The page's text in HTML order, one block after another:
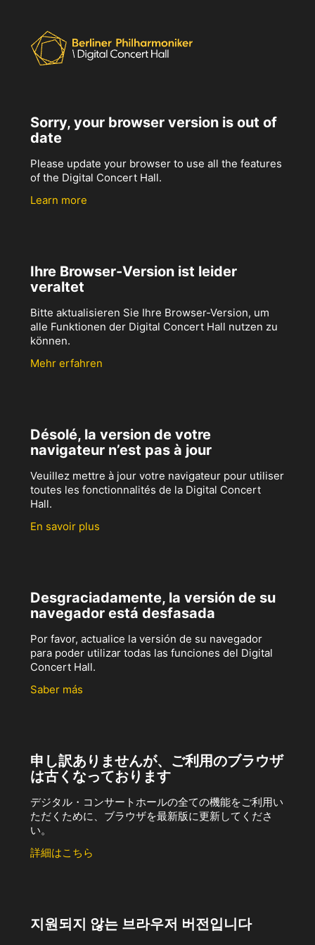
Sorry, your browser version is out of
date
Please update your browser to use all the features
of the Digital Concert Hall.
Learn more
Ihre Browser-Version ist leider
veraltet
Bitte aktualisieren Sie Ihre Browser-Version, um
alle Funktionen der Digital Concert Hall nutzen zu
können.
Mehr erfahren
Désolé, la version de votre
navigateur n’est pas à jour
Veuillez mettre à jour votre navigateur pour utiliser
toutes les fonctionnalités de la Digital Concert
Hall.
En savoir plus
Desgraciadamente, la versión de su
navegador está desfasada
Por favor, actualice la versión de su navegador
para poder utilizar todas las funciones del Digital
Concert Hall.
Saber más
申し訳ありませんが、ご利用のブラウザ
は古くなっております
デジタル・コンサートホールの全ての機能をご利用い
ただくために、ブラウザを最新版に更新してくださ
い。
詳細はこちら
지원되지 않는 브라우저 버전입니다